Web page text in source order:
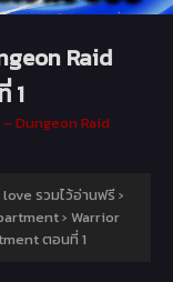
Raid
1
Dungeon Raid
รวมไว้อ่านฟรี ›
› Warrior
ตอนที่ 1